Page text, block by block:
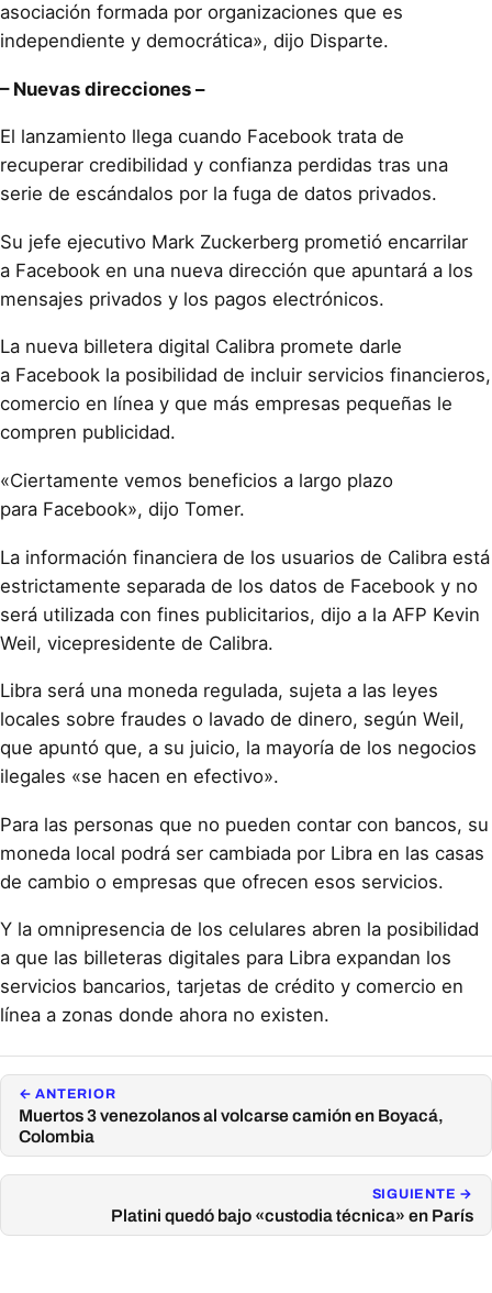
asociación formada por organizaciones que es
independiente y democrática», dijo Disparte.
– Nuevas direcciones –
El lanzamiento llega cuando Facebook trata de
recuperar credibilidad y confianza perdidas tras una
serie de escándalos por la fuga de datos privados.
Su jefe ejecutivo Mark Zuckerberg prometió encarrilar
a Facebook en una nueva dirección que apuntará a los
mensajes privados y los pagos electrónicos.
La nueva billetera digital Calibra promete darle
a Facebook la posibilidad de incluir servicios financieros,
comercio en línea y que más empresas pequeñas le
compren publicidad.
«Ciertamente vemos beneficios a largo plazo
para Facebook», dijo Tomer.
La información financiera de los usuarios de Calibra está
estrictamente separada de los datos de Facebook y no
será utilizada con fines publicitarios, dijo a la AFP Kevin
Weil, vicepresidente de Calibra.
Libra será una moneda regulada, sujeta a las leyes
locales sobre fraudes o lavado de dinero, según Weil,
que apuntó que, a su juicio, la mayoría de los negocios
ilegales «se hacen en efectivo».
Para las personas que no pueden contar con bancos, su
moneda local podrá ser cambiada por Libra en las casas
de cambio o empresas que ofrecen esos servicios.
Y la omnipresencia de los celulares abren la posibilidad
a que las billeteras digitales para Libra expandan los
servicios bancarios, tarjetas de crédito y comercio en
línea a zonas donde ahora no existen.
← ANTERIOR
Muertos 3 venezolanos al volcarse camión en Boyacá,
Colombia
SIGUIENTE →
Platini quedó bajo «custodia técnica» en París